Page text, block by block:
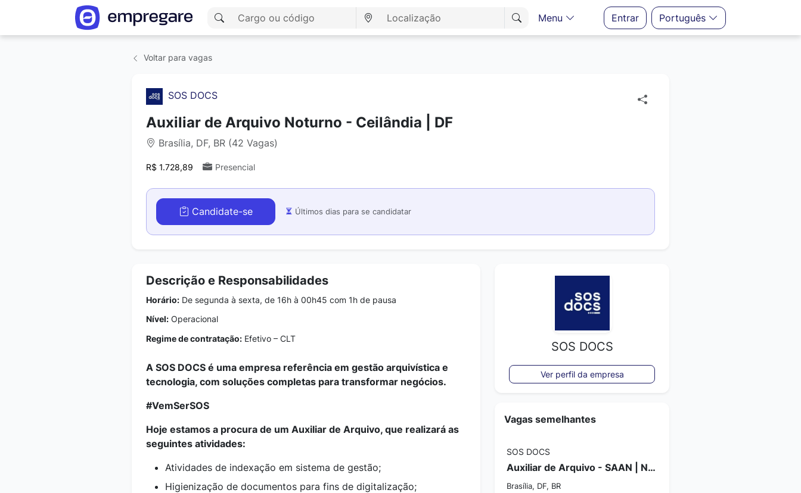
Menu Entrar Português
Voltar para vagas
SOS DOCS
Auxiliar de Arquivo Noturno - Ceilândia | DF
Brasília, DF, BR (42 Vagas)
R$ 1.728,89 Presencial
Candidate-se Últimos dias para se candidatar
Descrição e Responsabilidades
Horário: De segunda à sexta, de 16h à 00h45 com 1h de pausa
Nível: Operacional
Regime de contratação: Efetivo – CLT
A SOS DOCS é uma empresa referência em gestão arquivística e
tecnologia, com soluções completas para transformar negócios.
#VemSerSOS
Hoje estamos a procura de um Auxiliar de Arquivo, que realizará as
seguintes atividades:
Atividades de indexação em sistema de gestão;
Higienização de documentos para fins de digitalização;
SOS DOCS
Ver perfil da empresa
Vagas semelhantes
SOS DOCS
Auxiliar de Arquivo - SAAN | Noturno
Brasília, DF, BR